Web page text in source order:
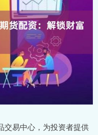
交易中心，为投资者提供